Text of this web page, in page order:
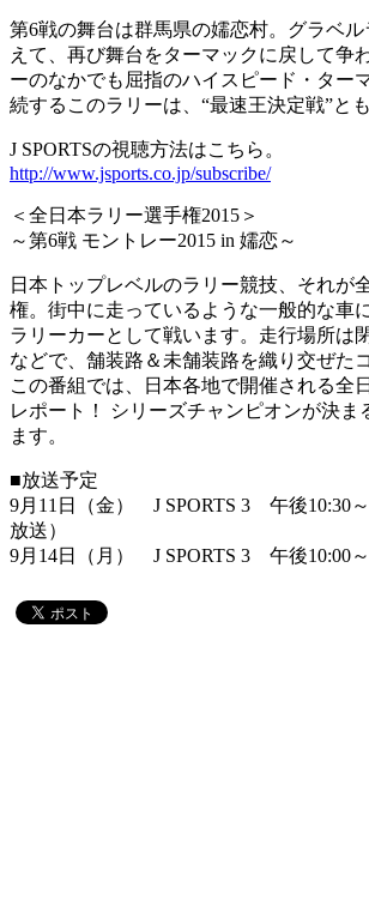
第6戦の舞台は群馬県の嬬恋村。グラベ
えて、再び舞台をターマックに戻して争
ーのなかでも屈指のハイスピード・ター
続するこのラリーは、“最速王決定戦”と
J SPORTSの視聴方法はこちら。
http://www.jsports.co.jp/subscribe/
＜全日本ラリー選手権2015＞
～第6戦 モントレー2015 in 嬬恋～
日本トップレベルのラリー競技、それが
権。街中に走っているような一般的な車
ラリーカーとして戦います。走行場所は
などで、舗装路＆未舗装路を織り交ぜた
この番組では、日本各地で開催される全
レポート！ シリーズチャンピオンが決ま
ます。
■放送予定
9月11日（金） J SPORTS 3 午後10:30～
放送）
9月14日（月） J SPORTS 3 午後10:00